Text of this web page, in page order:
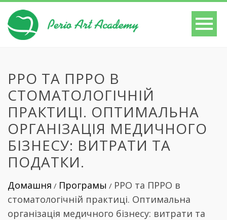
РРО ТА ПРРО В
СТОМАТОЛОГІЧНІЙ
ПРАКТИЦІ. ОПТИМАЛЬНА
ОРГАНІЗАЦІЯ МЕДИЧНОГО
БІЗНЕСУ: ВИТРАТИ ТА
ПОДАТКИ.
Домашня / Програмы / РРО та ПРРО в
стоматологічній практиці. Оптимальна
організація медичного бізнесу: витрати та